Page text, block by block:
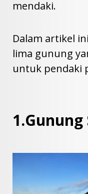
mendaki.
Dalam artikel
lima gunung
untuk pendaki